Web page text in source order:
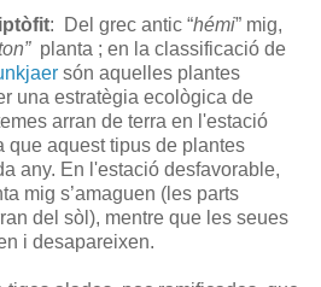
: Del grec antic “hémi” mig,
planta ; en la classificació de
són aquelles plantes
una estratègia ecològica de
arran de terra en l'estació
que aquest tipus de plantes
any. En l'estació desfavorable,
mig s’amaguen (les parts
del sòl), mentre que les seues
i desapareixen.